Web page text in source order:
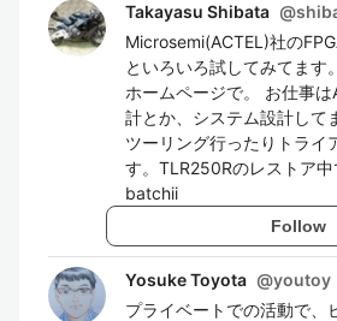
Takayasu Shibata @
Microsemi(ACTEL)社の
といろいろ試してみてます
ホームページで。 お仕事は
計とか、システム設計して
ツーリング行ったりトライ
す。TLR250Rのレストア
batchii
Follow
Yosuke Toyota @youtoy
プライベートでの活動で、